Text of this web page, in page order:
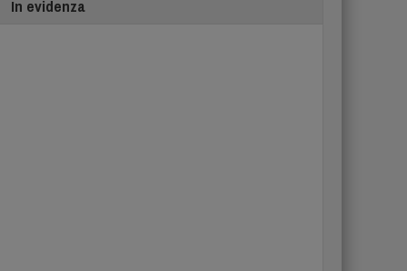
In evidenza